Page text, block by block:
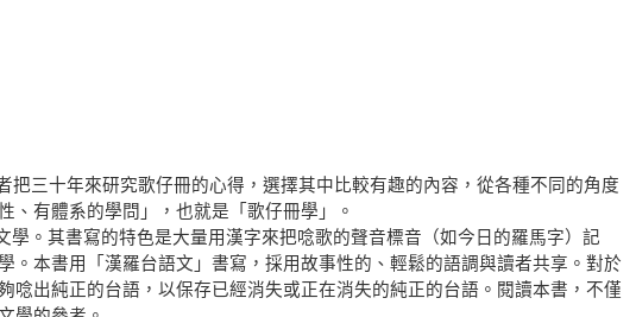
把三十年來研究歌仔冊的心得，選擇其中比較有趣的內容，從各種不同的角度
、有體系的學問」，也就是「歌仔冊學」。
學。其書寫的特色是大量用漢字來把唸歌的聲音標音（如今日的羅馬字）記
。本書用「漢羅台語文」書寫，採用故事性的、輕鬆的語調與讀者共享。對於
唸出純正的台語，以保存已經消失或正在消失的純正的台語。閱讀本書，不僅